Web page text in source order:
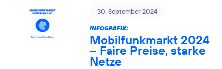
30. September 2024
INFOGRAFIK:
Mobilfunkmarkt 2024
– Faire Preise, starke
Netze